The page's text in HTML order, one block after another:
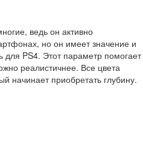
ведь он активно
но он имеет значение и
для PS4. Этот параметр помогает
реалистичнее. Все цвета
начинает приобретать глубину.